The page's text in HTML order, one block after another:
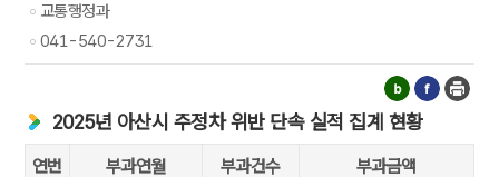
교통행정과
041-540-2731
2025년 아산시 주정차 위반 단속 실적 집계 현황
연번 부과연월 부과건수 부과금액